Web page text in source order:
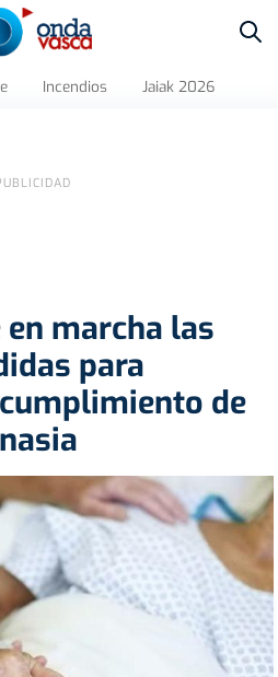
Incendios Jaiak 2026
marcha las
para
de